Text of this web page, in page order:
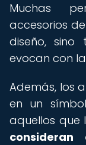
Muchas
accesorios
diseño, sino
evocan con
Además, los
en un
aquellos que